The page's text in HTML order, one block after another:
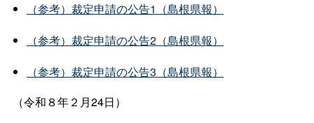
（参考）裁定申請の公告1（島根県報）
（参考）裁定申請の公告2（島根県報）
（参考）裁定申請の公告3（島根県報）
（令和８年２月24日）